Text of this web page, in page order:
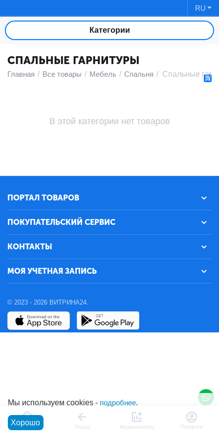
RU
Категории
СПАЛЬНЫЕ ГАРНИТУРЫ
Главная / Все товары / Мебель / Спальня / Спальные
В этой категории нет товаров
ПОРТАЛ ТОВАРОВ
ПОКУПАТЕЛЬСКИЙ СЕРВИС
КОНТАКТЫ
МОЯ УЧЕТНАЯ ЗАПИСЬ
© 2023 - 2026 ВИТРИНА24.
Главная Назад Медикаменты Профиль
Мы используем cookies - подробнее.
Хорошо